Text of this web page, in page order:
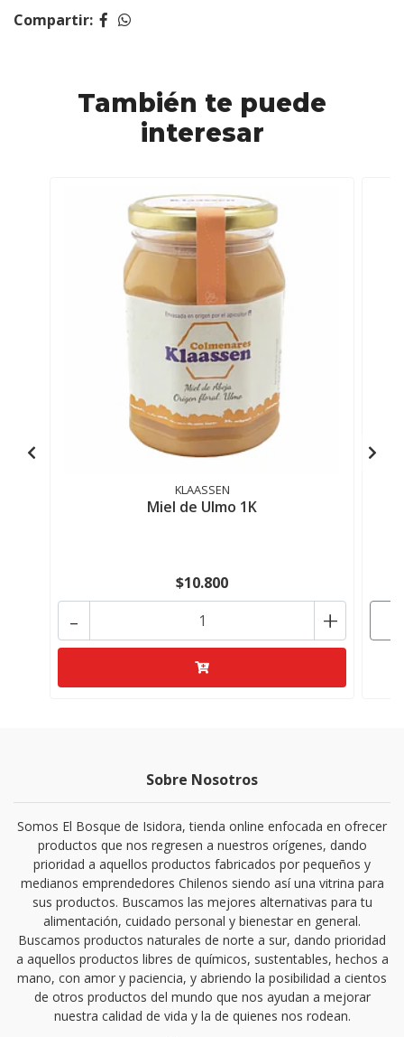
Compartir:
También te puede
interesar
KLAASSEN
Miel de Ulmo 1K
$10.800
+
-
Sobre Nosotros
Somos El Bosque de Isidora, tienda online enfocada en ofrecer
productos que nos regresen a nuestros orígenes, dando
prioridad a aquellos productos fabricados por pequeños y
medianos emprendedores Chilenos siendo así una vitrina para
sus productos. Buscamos las mejores alternativas para tu
alimentación, cuidado personal y bienestar en general.
Buscamos productos naturales de norte a sur, dando prioridad
a aquellos productos libres de químicos, sustentables, hechos a
mano, con amor y paciencia, y abriendo la posibilidad a cientos
de otros productos del mundo que nos ayudan a mejorar
nuestra calidad de vida y la de quienes nos rodean.